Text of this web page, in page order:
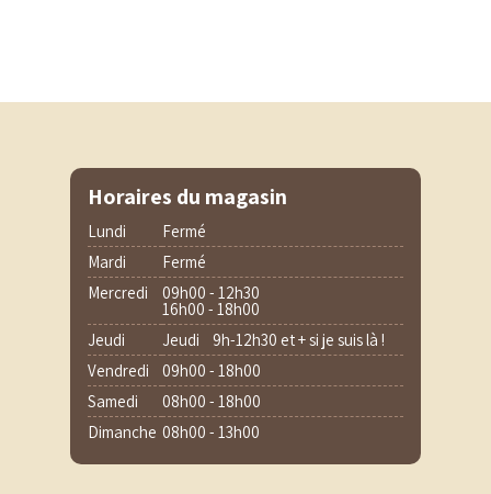
Horaires du magasin
Lundi
Fermé
Mardi
Fermé
Mercredi
09h00 - 12h30
16h00 - 18h00
Jeudi
Jeudi 9h-12h30 et + si je suis là !
Vendredi
09h00 - 18h00
Samedi
08h00 - 18h00
Dimanche 08h00 - 13h00